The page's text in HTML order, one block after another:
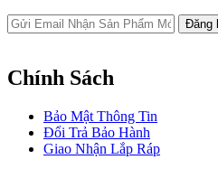
Chính Sách
Bảo Mật Thông Tin
Đổi Trả Bảo Hành
Giao Nhận Lắp Ráp